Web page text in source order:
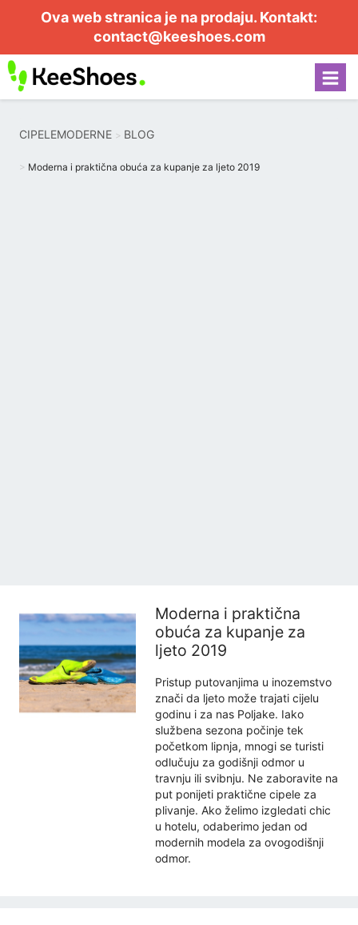
Ova web stranica je na prodaju. Kontakt:
contact@keeshoes.com
CIPELEMODERNE BLOG
Moderna i praktična obuća za kupanje za ljeto 2019
Moderna i praktična
obuća za kupanje za
ljeto 2019
Pristup putovanjima u inozemstvo
znači da ljeto može trajati cijelu
godinu i za nas Poljake. Iako
službena sezona počinje tek
početkom lipnja, mnogi se turisti
odlučuju za godišnji odmor u
travnju ili svibnju. Ne zaboravite na
put ponijeti praktične cipele za
plivanje. Ako želimo izgledati chic
u hotelu, odaberimo jedan od
modernih modela za ovogodišnji
odmor.